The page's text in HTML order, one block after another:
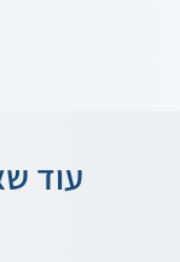
עוד